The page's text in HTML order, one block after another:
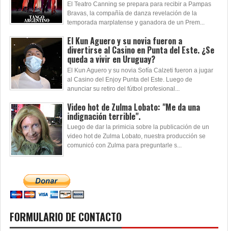
El Teatro Canning se prepara para recibir a Pampas
Bravas, la compañía de danza revelación de la
temporada marplatense y ganadora de un Prem...
El Kun Aguero y su novia fueron a
divertirse al Casino en Punta del Este. ¿Se
queda a vivir en Uruguay?
El Kun Aguero y su novia Sofía Calzeti fueron a jugar
al Casino del Enjoy Punta del Este. Luego de
anunciar su retiro del fútbol profesional...
Video hot de Zulma Lobato: "Me da una
indignación terrible".
Luego de dar la primicia sobre la publicación de un
video hot de Zulma Lobato, nuestra producción se
comunicó con Zulma para preguntarle s...
FORMULARIO DE CONTACTO